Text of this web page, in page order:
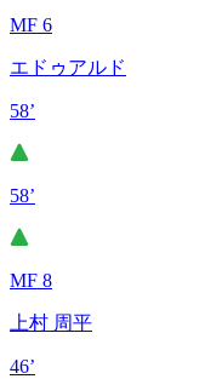
MF 6
エドゥアルド
58’
58’
MF 8
上村 周平
46’